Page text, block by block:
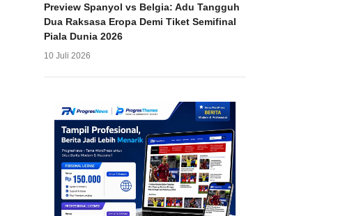
Preview Spanyol vs Belgia: Adu Tangguh
Dua Raksasa Eropa Demi Tiket Semifinal
Piala Dunia 2026
10 Juli 2026